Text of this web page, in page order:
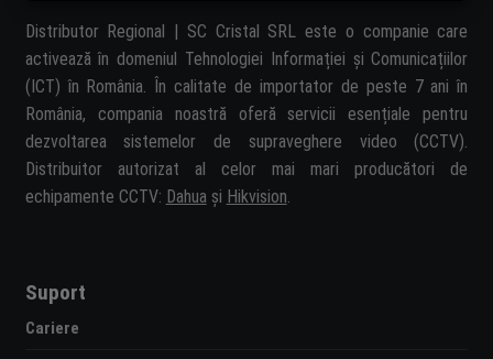
Distributor Regional | SC Cristal SRL este o companie care
activează în domeniul Tehnologiei Informației și Comunicațiilor
(ICT) în România. În calitate de importator de peste 7 ani în
România, compania noastră oferă servicii esențiale pentru
dezvoltarea sistemelor de supraveghere video (CCTV).
Distribuitor autorizat al celor mai mari producători de
echipamente CCTV: Dahua și Hikvision.
Suport
Cariere